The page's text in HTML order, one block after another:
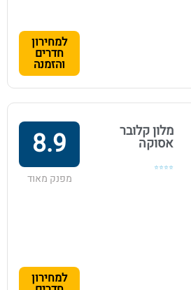
למחירון
חדרים
והזמנה
מלון קלובר
אסוקה
⭐⭐⭐⭐
8.9
מפנק מאוד
למחירון